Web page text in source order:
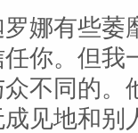
罗娜有些萎
任你。但我
众不同的。
成见地和别